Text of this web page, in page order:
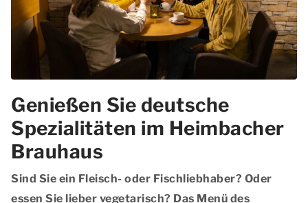
Genießen Sie deutsche
Spezialitäten im Heimbacher
Brauhaus
Sind Sie ein Fleisch- oder Fischliebhaber? Oder
essen Sie lieber vegetarisch? Das Menü des